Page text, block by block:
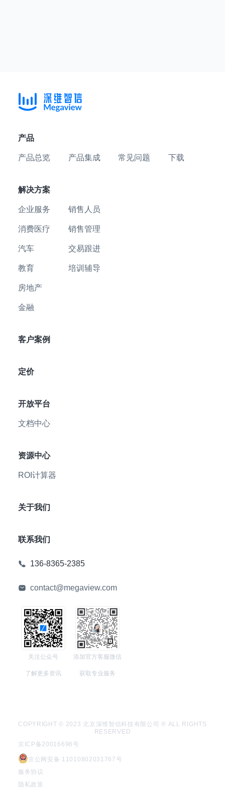
产品
产品总览 产品集成 常见问题 下载
解决方案
企业服务
消费医疗
汽车
教育
房地产
金融
销售人员
销售管理
交易跟进
培训辅导
客户案例
定价
开放平台
文档中心
资源中心
ROI计算器
关于我们
联系我们
136-8365-2385
contact@megaview.com
关注公众号
了解更多资讯
添加官方客服微信
获取专业服务
COPYRIGHT © 2023 北京深维智信科技有限公司 ® ALL RIGHTS
RESERVED
京ICP备20016696号
京公网安备 11010802031767号
服务协议
隐私政策